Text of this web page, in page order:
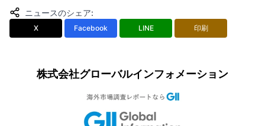
ニュースのシェア:
X Facebook LINE 印刷
株式会社グローバルインフォメーション